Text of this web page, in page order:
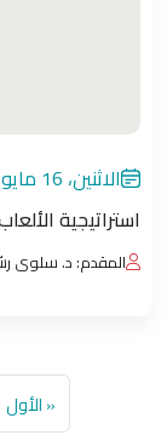
الاثنين، 16 مايو 2022
استراتيجية
المقدم: د. سلوى
First page
« الأول